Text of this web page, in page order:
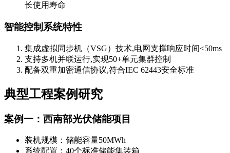
长使用寿命
智能控制系统特性
集成虚拟同步机（VSG）技术,电网支撑响应时间<50ms
支持多机并联运行,实现50+单元集群控制
配备双重加密通信协议,符合IEC 62443安全标准
典型工程案例研究
案例一：西南部光伏储能项目
装机规模：储能容量50MWh
系统配置：40个标准储能集装箱